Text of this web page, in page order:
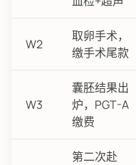
W2
取卵手术，
缴手术尾款
W3
囊胚结果出
炉，PGT-A
缴费
第二次赴